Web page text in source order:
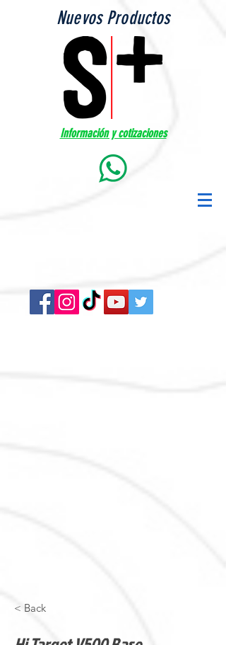
Nuevos Productos
Información y cotizaciones
< Back